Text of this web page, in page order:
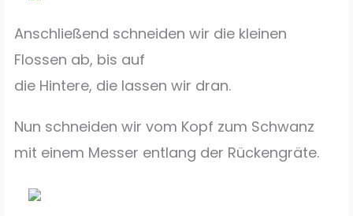
Anschließend schneiden wir die kleinen
Flossen ab, bis auf
die Hintere, die lassen wir dran.
Nun schneiden wir vom Kopf zum Schwanz
mit einem Messer entlang der Rückengräte.